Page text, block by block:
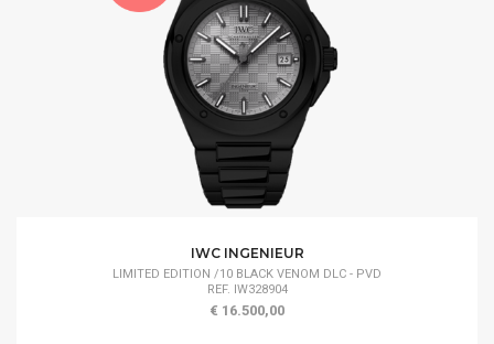
IWC INGENIEUR
LIMITED EDITION /10 BLACK VENOM DLC - PVD
REF. IW328904
€ 16.500,00